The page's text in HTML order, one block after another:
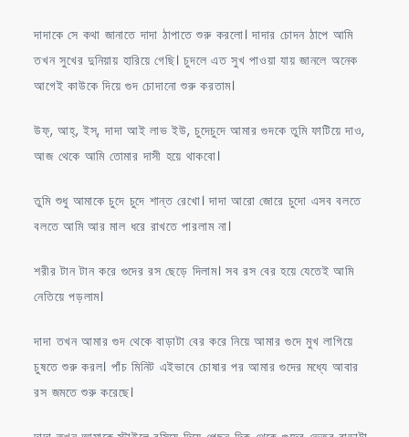
দাদাকে সে কথা জানাতে দাদা ঠাপাতে শুরু করলো। দাদার চোদন ঠাপে আমি
তখন সুখের দুনিয়ায় হারিয়ে গেছি। চুদলে এত সুখ পাওয়া যায় জানলে অনেক
আগেই কাউকে দিয়ে গুদ চোদানো শুরু করতাম।
উফ্, আহ্, ইস্, দাদা আই লাভ ইউ, চুদেচুদে আমার গুদকে তুমি ফাটিয়ে দাও,
আজ থেকে আমি তোমার দাসী হয়ে থাকবো।
তুমি শুধু আমাকে চুদে চুদে শান্ত রেখো। দাদা আরো জোরে চুদো এসব বলতে
বলতে আমি আর মাল ধরে রাখতে পারলাম না।
শরীর টান টান করে গুদের রস ছেড়ে দিলাম। সব রস বের হয়ে যেতেই আমি
নেতিয়ে পড়লাম।
দাদা তখন আমার গুদ থেকে বাড়াটা বের করে নিয়ে আমার গুদে মুখ লাগিয়ে
চুষতে শুরু করল। পাঁচ মিনিট এইভাবে চোষার পর আমার গুদের মধ্যে আবার
রস জমতে শুরু করেছে।